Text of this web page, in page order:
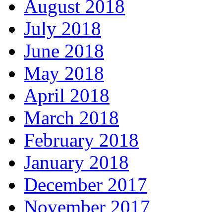
August 2018
July 2018
June 2018
May 2018
April 2018
March 2018
February 2018
January 2018
December 2017
November 2017